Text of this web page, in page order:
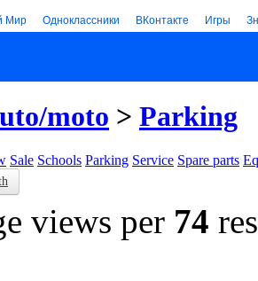
Мир Одноклассники ВКонтакте Игры
moto > Parking
Sale Schools Parking Service Spare parts
views per 74